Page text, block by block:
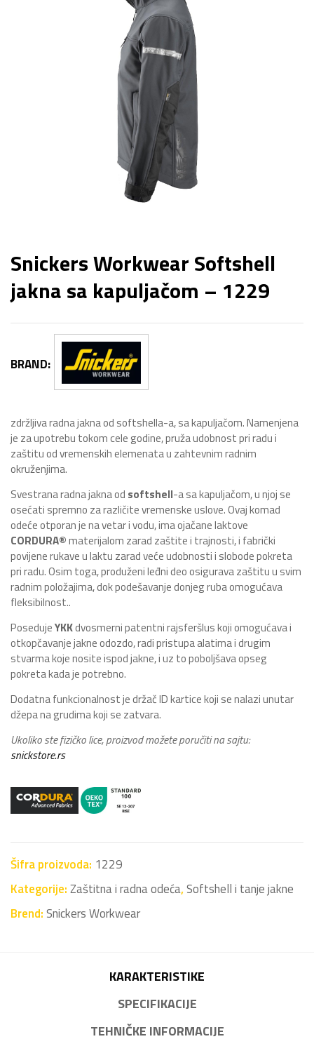
Snickers Workwear Softshell
jakna sa kapuljačom – 1229
BRAND:
zdržljiva radna jakna od softshella-a, sa kapuljačom. Namenjena
je za upotrebu tokom cele godine, pruža udobnost pri radu i
zaštitu od vremenskih elemenata u zahtevnim radnim
okruženjima.
Svestrana radna jakna od softshell-a sa kapuljačom, u njoj se
osećati spremno za različite vremenske uslove. Ovaj komad
odeće otporan je na vetar i vodu, ima ojačane laktove
CORDURA®materijalom zarad zaštite i trajnosti, i fabrički
povijene rukave u laktu zarad veće udobnosti i slobode pokreta
pri radu. Osim toga, produženi leđni deo osigurava zaštitu u svim
radnim položajima, dok podešavanje donjeg ruba omogućava
fleksibilnost..
PosedujeYKKdvosmerni patentni rajsferšlus koji omogućava i
otkopčavanje jakne odozdo, radi pristupa alatima i drugim
stvarma koje nosite ispod jakne, i uz to poboljšava opseg
pokreta kada je potrebno.
Dodatna funkcionalnost je držač ID kartice koji se nalazi unutar
džepa na grudima koji se zatvara.
Ukoliko ste fizičko lice, proizvod možete poručiti na sajtu:
snickstore.rs
Šifra proizvoda: 1229
Kategorije:Zaštitna i radna odeća,Softshell i tanje jakne
Brend:Snickers Workwear
KARAKTERISTIKE
SPECIFIKACIJE
TEHNIČKE INFORMACIJE